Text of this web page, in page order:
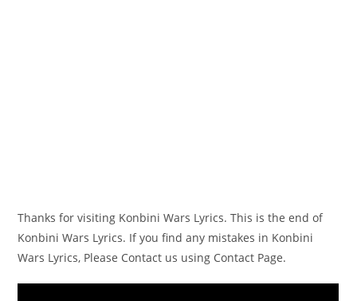
Thanks for visiting Konbini Wars Lyrics. This is the end of
Konbini Wars Lyrics. If you find any mistakes in Konbini
Wars Lyrics, Please Contact us using Contact Page.